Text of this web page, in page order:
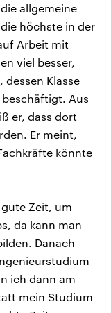
allgemeine
höchste in der
Arbeit mit
viel besser,
Klasse
Aus
er, dass dort
Er meint,
könnte
Zeit, um
da kann man
Danach
ich dann am
mein Studium